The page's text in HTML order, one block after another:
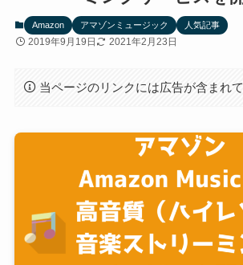
Amazon アマゾンミュージック 人気記事
2019年9月19日 2021年2月23日
当ページのリンクには広告が含まれて